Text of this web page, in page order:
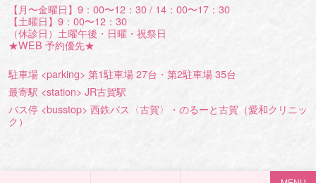
【月〜金曜日】9：00〜12：30 / 14：00〜17：30
【土曜日】9：00〜12：30
（休診日）土曜午後・日曜・祝祭日
★WEB 予約優先★
駐車場 <parking> 第1駐車場 27台・第2駐車場 35台
最寄駅 <station> JR古賀駅
バス停 <busstop> 西鉄バス〈古賀〉・のるーと古賀（愛和クリニッ
ク）